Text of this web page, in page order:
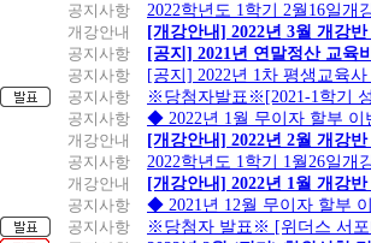
공지사항
2022학년도 1학기 2월16일
개강안내
[개강안내] 2022년 3월 개강
공지사항
[공지] 2021년 연말정산 교육
공지사항
[공지] 2022년 1차 평생교육
공지사항
※당첨자발표※[2021-1학기
공지사항
◆ 2022년 1월 무이자 할부
개강안내
[개강안내] 2022년 2월 개강
공지사항
2022학년도 1학기 1월26일
개강안내
[개강안내] 2022년 1월 개강
공지사항
◆ 2021년 12월 무이자 할부
공지사항
※당첨자 발표※ [위더스 서포